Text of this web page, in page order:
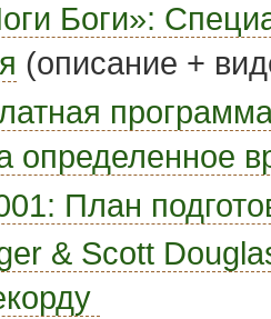
Боги»:
(описание +
определенное
План
& Scott